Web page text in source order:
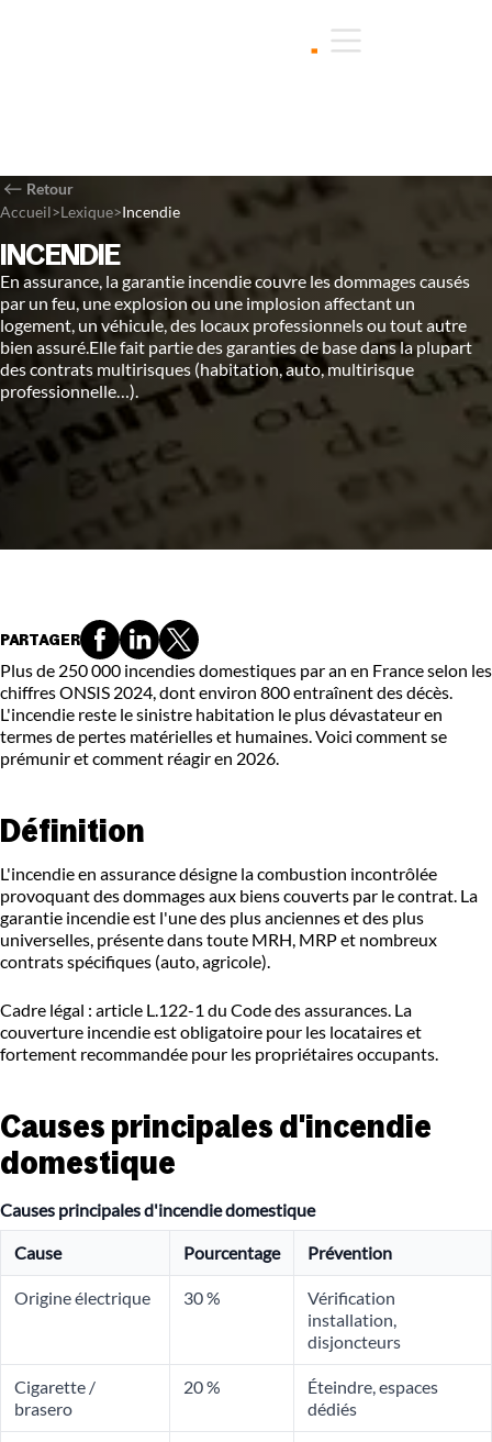
Retour
Accueil>Lexique>Incendie
INCENDIE
En assurance, la garantie incendie couvre les dommages causés
par un feu, une explosion ou une implosion affectant un
logement, un véhicule, des locaux professionnels ou tout autre
bien assuré.Elle fait partie des garanties de base dans la plupart
des contrats multirisques (habitation, auto, multirisque
professionnelle…).
Plus de 250 000 incendies domestiques par an en France selon les
chiffres ONSIS 2024, dont environ 800 entraînent des décès.
L'incendie reste le sinistre habitation le plus dévastateur en
termes de pertes matérielles et humaines. Voici comment se
prémunir et comment réagir en 2026.
Définition
L'incendie en assurance désigne la combustion incontrôlée
provoquant des dommages aux biens couverts par le contrat. La
garantie incendie est l'une des plus anciennes et des plus
universelles, présente dans toute MRH, MRP et nombreux
contrats spécifiques (auto, agricole).
Cadre légal : article L.122-1 du Code des assurances. La
couverture incendie est obligatoire pour les locataires et
fortement recommandée pour les propriétaires occupants.
Causes principales d'incendie
domestique
Causes principales d'incendie domestique
Cause Pourcentage Prévention
Origine électrique 30 %
Vérification
installation,
disjoncteurs
Cigarette /
brasero
20 %
Éteindre, espaces
dédiés
PARTAGER